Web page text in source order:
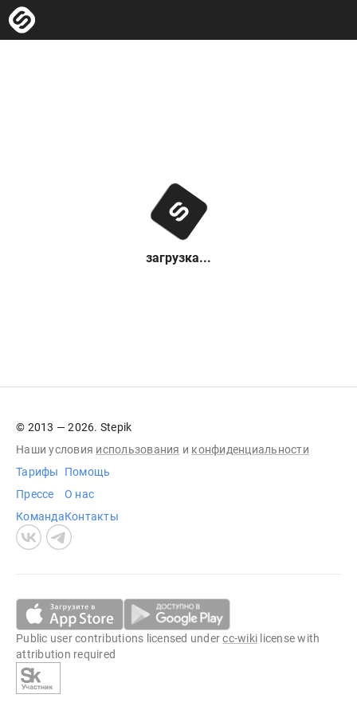
загрузка...
© 2013 — 2026. Stepik
Наши условия использования и конфиденциальности
Тарифы
Прессе
Команда
Помощь
О нас
Контакты
Public user contributions licensed undercc-wiki license with
attribution required